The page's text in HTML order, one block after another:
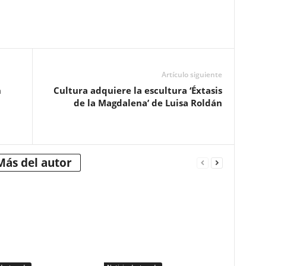
Artículo siguiente
Cultura adquiere la escultura ‘Éxtasis
de la Magdalena’ de Luisa Roldán
del autor